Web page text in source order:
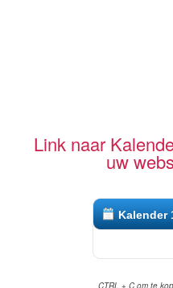
Link naar
uw
Kalender